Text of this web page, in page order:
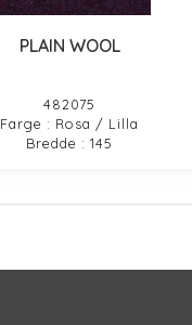
PLAIN WOOL
482075
Farge : Rosa / Lilla
Bredde : 145